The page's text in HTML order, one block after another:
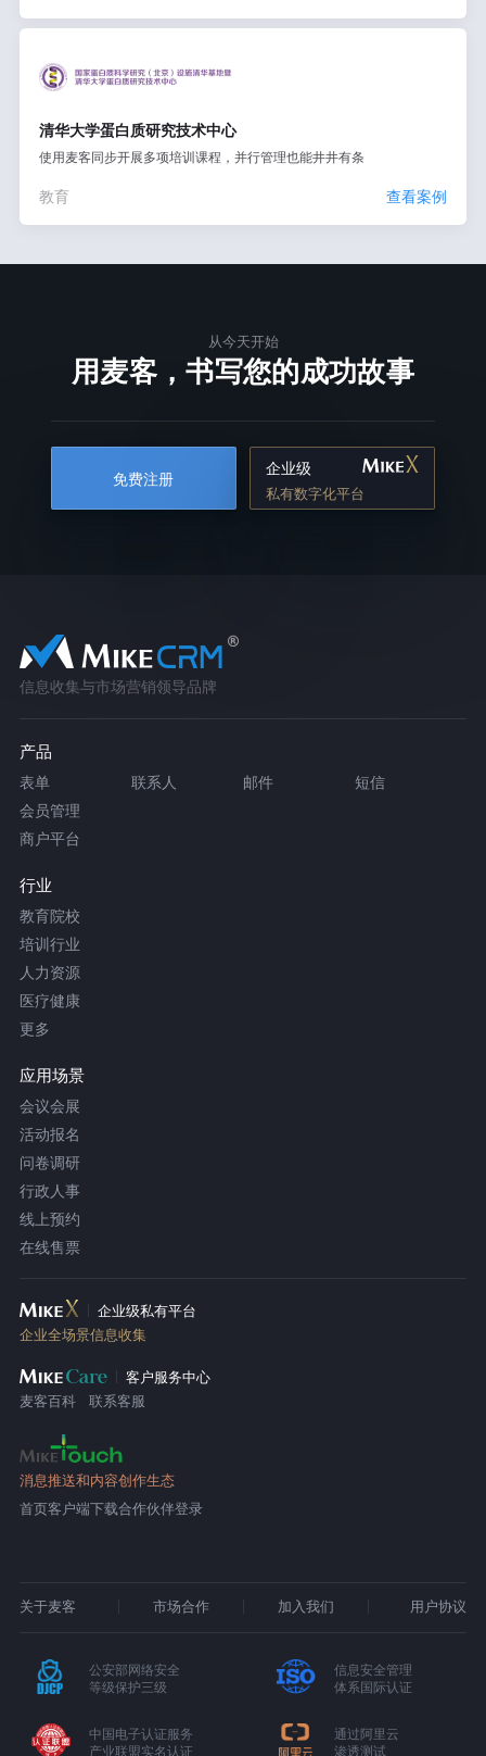
清华大学蛋白质研究技术中心
使用麦客同步开展多项培训课程，并行管理也能井井有条
教育 查看案例
从今天开始
用麦客，书写您的成功故事
免费注册
企业级
私有数字化平台
信息收集与市场营销领导品牌
产品
表单 联系人 邮件
短信
会员管理
商户平台
行业
教育院校
培训行业
人力资源
医疗健康
更多
应用场景
会议会展
活动报名
问卷调研
行政人事
线上预约
在线售票
企业级私有平台
企业全场景信息收集
客户服务中心
麦客百科
联系客服
消息推送和内容创作生态
首页客户端下载合作伙伴登录
关于麦客 市场合作 加入我们 用户协议
公安部网络安全
等级保护三级
信息安全管理
体系国际认证
中国电子认证服务
产业联盟实名认证
通过阿里云
渗透测试